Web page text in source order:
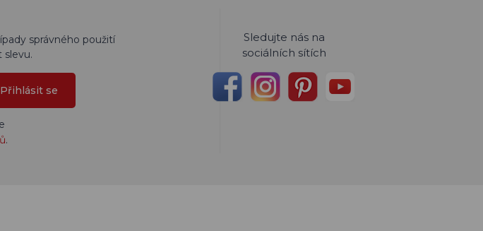
správného použití
slevu.
Přihlásit se
.
Sledujte nás na
sociálních sítích